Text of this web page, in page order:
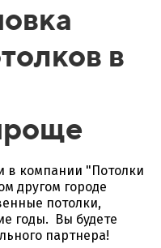
в
в компании "Потолки
другом городе
потолки,
годы. Вы будете
партнера!